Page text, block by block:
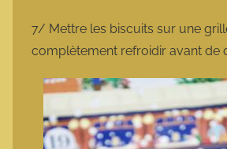
7/ Mettre les biscuits sur une
complètement refroidir avant de